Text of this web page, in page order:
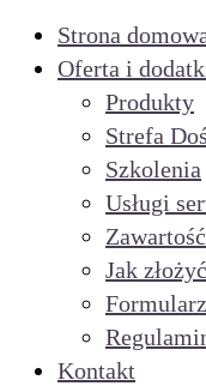
Strona
Oferta i
Produkty
Strefa
Szkolenia
Usługi
Jak
Kontakt